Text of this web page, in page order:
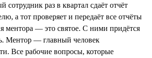
сотрудник раз в квартал сдаёт отчёт
а тот проверяет и передаёт все отчёты
ментора — это святое. С ними придётся
Ментор — главный человек
Все рабочие вопросы, которые